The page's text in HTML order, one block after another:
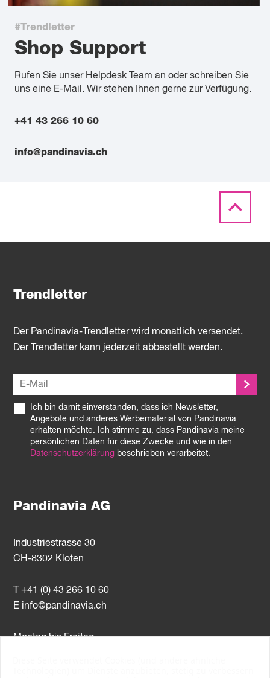
#Trendletter
Shop Support
Rufen Sie unser Helpdesk Team an oder schreiben Sie
uns eine E-Mail. Wir stehen Ihnen gerne zur Verfügung.
+41 43 266 10 60
info@pandinavia.ch
Pandinavia AG
Industriestrasse 30
CH-8302 Kloten
T +41 (0) 43 266 10 60
E info@pandinavia.ch
Montag bis Freitag
Trendletter
Der Pandinavia-Trendletter wird monatlich versendet.
Der Trendletter kann jederzeit abbestellt werden.
Ich bin damit einverstanden, dass ich Newsletter,
Angebote und anderes Werbematerial von Pandinavia
erhalten möchte. Ich stimme zu, dass Pandinavia meine
persönlichen Daten für diese Zwecke und wie in den
Datenschutzerklärung beschrieben verarbeitet.